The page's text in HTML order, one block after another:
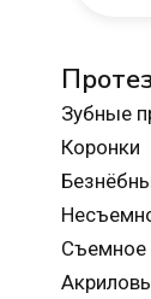
Зубные
Коронки
Съемное